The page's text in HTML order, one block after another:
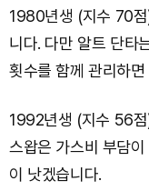
1980년생 (지수 70
니다. 다만 알트 단타
횟수를 함께 관리하면
1992년생 (지수 56
스왑은 가스비 부담
이 낫겠습니다.